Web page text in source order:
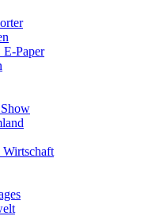
🛒 Shoppingwelt
🧩 Spiele
Paper